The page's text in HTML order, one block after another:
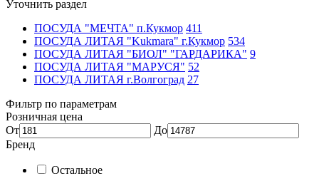
Уточнить раздел
ПОСУДА "МЕЧТА" п.Кукмор 411
ПОСУДА ЛИТАЯ "Kukmara" г.Кукмор 534
ПОСУДА ЛИТАЯ "БИОЛ" "ГАРДАРИКА" 9
ПОСУДА ЛИТАЯ "МАРУСЯ" 52
ПОСУДА ЛИТАЯ г.Волгоград 27
Фильтр по параметрам
Розничная цена
От
До
Бренд
Остальное